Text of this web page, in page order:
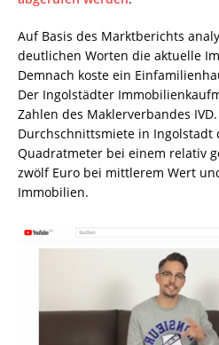
Auf Basis des Marktberichts
deutlichen Worten die aktuelle
Demnach koste ein
Der Ingolstädter
Zahlen des Maklerverbandes
Durchschnittsmiete in Ingolstadt
Quadratmeter bei einem relativ
zwölf Euro bei mittlerem Wert
Immobilien.